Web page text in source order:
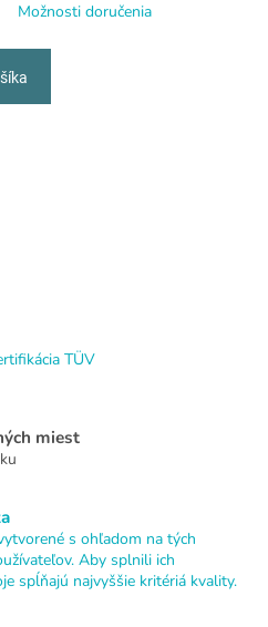
Možnosti doručenia
TÜV
miest
s ohľadom na tých
Aby splnili ich
spĺňajú najvyššie kritériá kvality.